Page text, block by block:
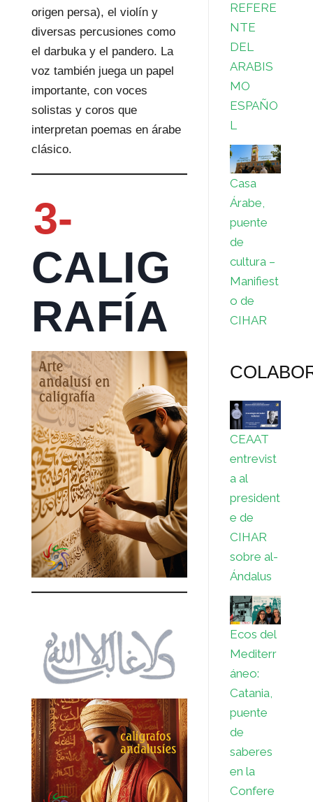
origen persa), el violín y
diversas percusiones como
el darbuka y el pandero. La
voz también juega un papel
importante, con voces
solistas y coros que
interpretan poemas en árabe
clásico.
3-
CALIG
RAFÍA
REFERE
NTE
DEL
ARABIS
MO
ESPAÑO
L
Casa
Árabe,
puente
de
cultura –
Manifiest
o de
CIHAR
CEAAT
entrevist
a al
president
e de
CIHAR
sobre al-
Ándalus
Ecos del
Mediterr
áneo:
Catania,
puente
de
saberes
en la
Confere